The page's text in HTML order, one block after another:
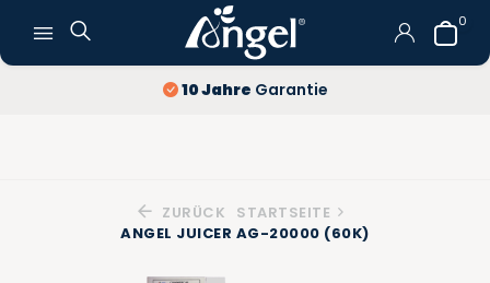
0
Kostenlose Lieferungund Rückgabe
ZURÜCK
STARTSEITE
ANGEL JUICER AG-20000 (60K)